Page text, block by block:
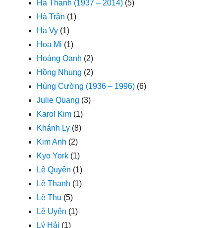
Hà Thanh (1937 – 2014) (5)
Hà Trần (1)
Hạ Vy (1)
Họa Mi (1)
Hoàng Oanh (2)
Hồng Nhung (2)
Hùng Cường (1936 – 1996) (6)
Julie Quang (3)
Karol Kim (1)
Khánh Ly (8)
Kim Anh (2)
Kyo York (1)
Lệ Quyên (1)
Lệ Thanh (1)
Lệ Thu (5)
Lê Uyên (1)
Lý Hải (1)